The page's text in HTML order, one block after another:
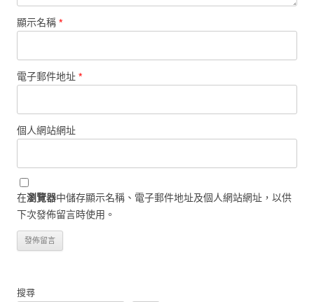
顯示名稱 *
電子郵件地址 *
個人網站網址
在瀏覽器中儲存顯示名稱、電子郵件地址及個人網站網址，以供
下次發佈留言時使用。
搜尋